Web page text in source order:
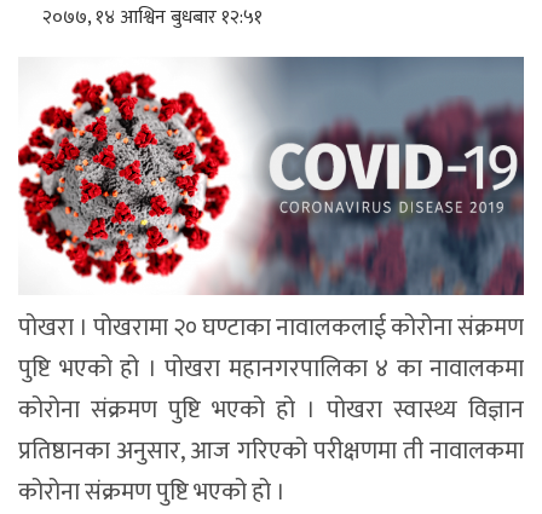
२०७७, १४ आश्विन बुधबार १२:५१
पोखरा । पोखरामा २० घण्टाका नावालकलाई कोरोना संक्रमण
पुष्टि भएको हो । पोखरा महानगरपालिका ४ का नावालकमा
कोरोना संक्रमण पुष्टि भएको हो । पोखरा स्वास्थ्य विज्ञान
प्रतिष्ठानका अनुसार, आज गरिएको परीक्षणमा ती नावालकमा
कोरोना संक्रमण पुष्टि भएको हो ।